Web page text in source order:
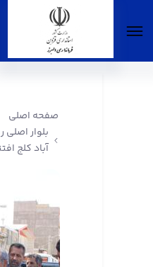
صفحه اصلی
بلوار
آباد کلج